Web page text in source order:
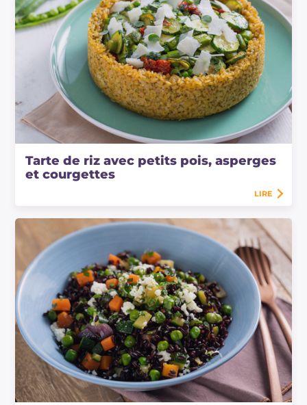
Tarte de riz avec petits pois, asperges
et courgettes
LIRE